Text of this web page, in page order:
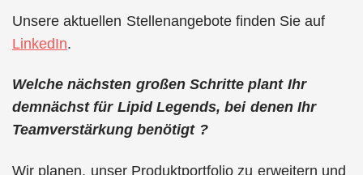
Unsere aktuellen Stellenangebote finden Sie auf
LinkedIn.
Welche nächsten großen Schritte plant Ihr
demnächst für Lipid Legends, bei denen Ihr
Teamverstärkung benötigt ?
Wir planen, unser Produktportfolio zu erweitern und